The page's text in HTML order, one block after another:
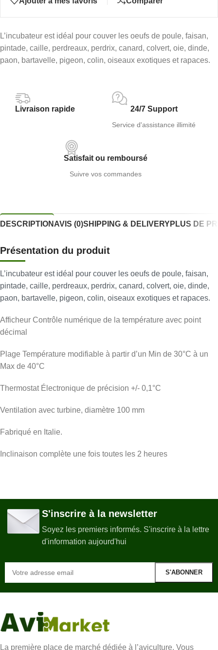
L’incubateur est idéal pour couver les oeufs de poule, faisan,
pintade, caille, perdreaux, perdrix, canard, colvert, oie, dinde,
paon, bartavelle, pigeon, colin, oiseaux exotiques et rapaces.
Livraison rapide 24/7 Support
Service d'assistance illimité
Satisfait ou remboursé
Suivre vos commandes
DESCRIPTION AVIS (0)SHIPPING & DELIVERYPLUS DE
Présentation du produit
L’incubateur est idéal pour couver les oeufs de poule, faisan,
pintade, caille, perdreaux, perdrix, canard, colvert, oie, dinde,
paon, bartavelle, pigeon, colin, oiseaux exotiques et rapaces.
Afficheur Contrôle numérique de la température avec point
décimal
Plage Température modifiable à partir d’un Min de 30°C à un
Max de 40°C
Thermostat Électronique de précision +/- 0,1°C
Ventilation avec turbine, diamètre 100 mm
Fabriqué en Italie.
Inclinaison complète une fois toutes les 2 heures
S'inscrire à la newsletter
Soyez les premiers informés. S'inscrire à la lettre
d'information aujourd'hui
La première place de marché dédiée à l’aviculture. Vous